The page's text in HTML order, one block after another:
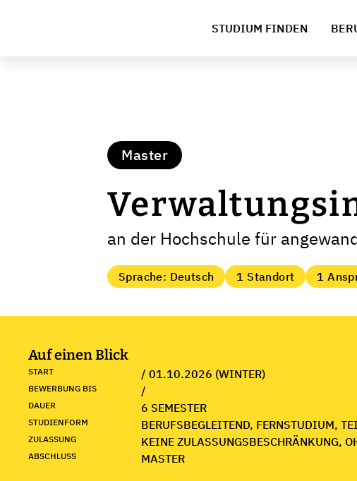
STUDIUM FINDEN
Master
an der Hochschule für
Sprache: Deutsch 1 Standort 1
Auf einen Blick
START / 01.10.2026 (WINTER)
BEWERBUNG BIS /
DAUER 6 SEMESTER
STUDIENFORM BERUFSBEGLEITEND, FERNSTUDIUM,
ZULASSUNG KEINE ZULASSUNGSBESCHRÄNKUNG,
ABSCHLUSS MASTER